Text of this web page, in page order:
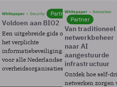
Whitepaper Security Partner
Voldoen aan BIO2
Een uitgebreide gids over BIO2,
het verplichte
informatiebeveiligingsframework
voor alle Nederlandse
overheidsorganisaties.
Whitepaper Netwerken
Partner
Van traditioneel
netwerkbeheer
naar AI
aangestuurde
infrastructuur
Ontdek hoe self-
netwerken zorgen